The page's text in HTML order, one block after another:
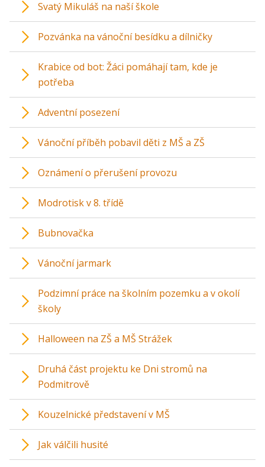
Svatý Mikuláš na naší škole
Pozvánka na vánoční besídku a dílničky
Krabice od bot: Žáci pomáhají tam, kde je
potřeba
Adventní posezení
Vánoční příběh pobavil děti z MŠ a ZŠ
Oznámení o přerušení provozu
Modrotisk v 8. třídě
Bubnovačka
Vánoční jarmark
Podzimní práce na školním pozemku a v okolí
školy
Halloween na ZŠ a MŠ Strážek
Druhá část projektu ke Dni stromů na
Podmitrově
Kouzelnické představení v MŠ
Jak válčili husité